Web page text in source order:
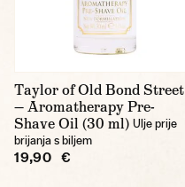
Taylor of Old Bond Street
— Aromatherapy Pre-
Shave Oil (30 ml) Ulje prije
brijanja s biljem
19,90 €